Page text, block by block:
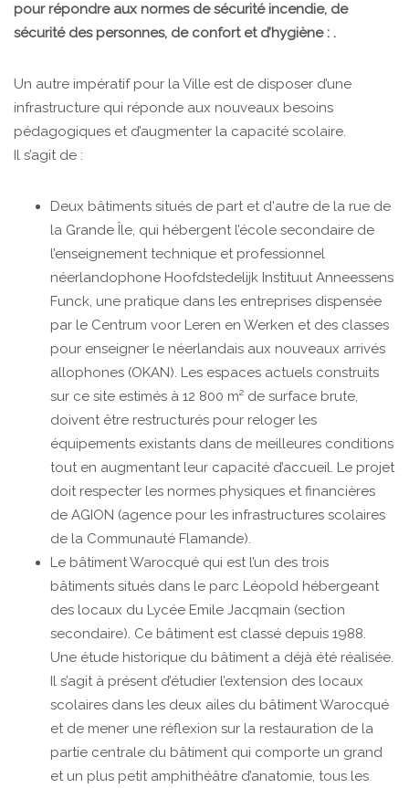
pour répondre aux normes de sécurité incendie, de
sécurité des personnes, de confort et d’hygiène : .
Un autre impératif pour la Ville est de disposer d’une
infrastructure qui réponde aux nouveaux besoins
pédagogiques et d’augmenter la capacité scolaire.
Il s’agit de :
Deux bâtiments situés de part et d'autre de la rue de
la Grande Île, qui hébergent l’école secondaire de
l’enseignement technique et professionnel
néerlandophone Hoofdstedelijk Instituut Anneessens
Funck, une pratique dans les entreprises dispensée
par le Centrum voor Leren en Werken et des classes
pour enseigner le néerlandais aux nouveaux arrivés
allophones (OKAN). Les espaces actuels construits
sur ce site estimés à 12 800 m² de surface brute,
doivent être restructurés pour reloger les
équipements existants dans de meilleures conditions
tout en augmentant leur capacité d’accueil. Le projet
doit respecter les normes physiques et financières
de AGION (agence pour les infrastructures scolaires
de la Communauté Flamande).
Le bâtiment Warocqué qui est l’un des trois
bâtiments situés dans le parc Léopold hébergeant
des locaux du Lycée Emile Jacqmain (section
secondaire). Ce bâtiment est classé depuis 1988.
Une étude historique du bâtiment a déjà été réalisée.
Il s’agit à présent d’étudier l’extension des locaux
scolaires dans les deux ailes du bâtiment Warocqué
et de mener une réflexion sur la restauration de la
partie centrale du bâtiment qui comporte un grand
et un plus petit amphithéâtre d’anatomie, tous les